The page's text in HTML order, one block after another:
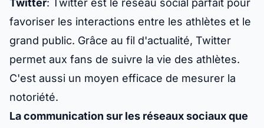
Twitter: Twitter est le réseau social parfait pour
favoriser les interactions entre les athlètes et le
grand public. Grâce au fil d'actualité, Twitter
permet aux fans de suivre la vie des athlètes.
C'est aussi un moyen efficace de mesurer la
notoriété.
La communication sur les réseaux sociaux que